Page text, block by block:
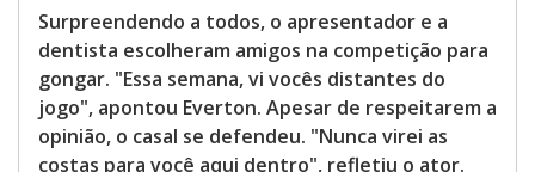
Surpreendendo a todos, o apresentador e a
dentista escolheram amigos na competição para
gongar. "Essa semana, vi vocês distantes do
jogo", apontou Everton. Apesar de respeitarem a
opinião, o casal se defendeu. "Nunca virei as
costas para você aqui dentro", refletiu o ator.